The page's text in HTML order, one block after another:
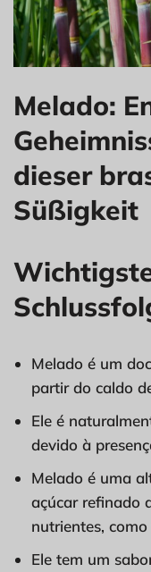
Melado:
dieser
Süßigkeit
Melado é um
partir do caldo
Ele é
devido à
Melado é uma
açúcar refinado
nutrientes,
Ele tem um